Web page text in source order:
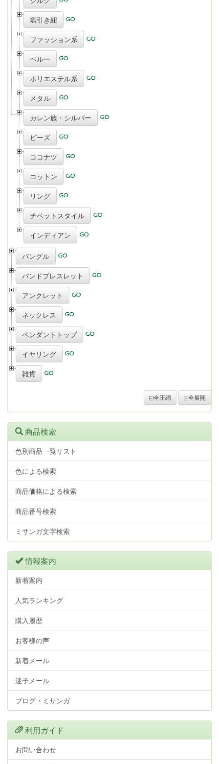
蝋引き紐
ファッション系
ペルー
ポリエステル系
メタル
カレン族・シルバー
ビーズ
ココナツ
コットン
リング
チベットスタイル
インディアン
バングル
バンドブレスレット
アンクレット
ネックレス
ペンダントトップ
イヤリング
雑貨
全圧縮 全展開
商品検索
色別商品一覧リスト
色による検索
商品価格による検索
商品番号検索
ミサンガ文字検索
情報案内
新着案内
人気ランキング
購入履歴
お客様の声
新着メール
迷子メール
ブログ・ミサンガ
利用ガイド
お問い合わせ